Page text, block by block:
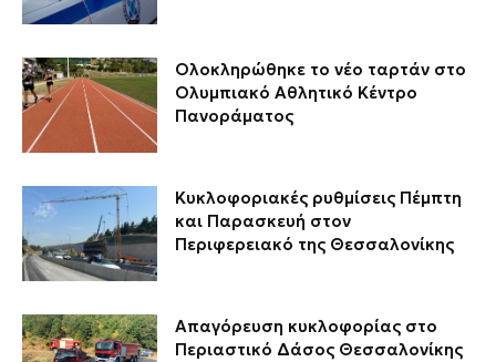
Ολοκληρώθηκε το νέο ταρτάν στο
Ολυμπιακό Αθλητικό Κέντρο
Πανοράματος
Κυκλοφοριακές ρυθμίσεις Πέμπτη
και Παρασκευή στον
Περιφερειακό της Θεσσαλονίκης
Απαγόρευση κυκλοφορίας στο
Περιαστικό Δάσος Θεσσαλονίκης